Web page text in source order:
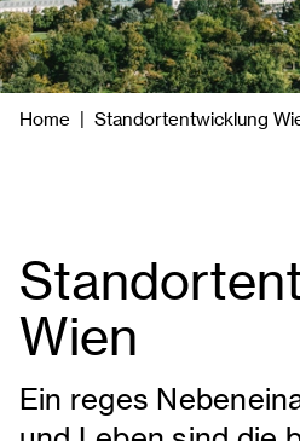
Home Standortentwicklung
Wien
Ein reges